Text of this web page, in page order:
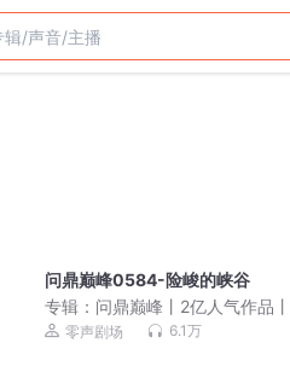
问鼎巅峰0584-险峻的峡谷
专辑： 问鼎巅峰丨2亿人气作品
默热血古武玄幻爽文
零声剧场 6.1万